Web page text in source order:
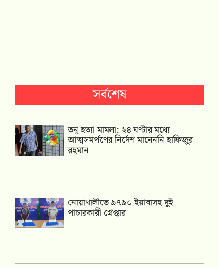
সর্বশেষ
তনু হত্যা মামলা: ২৪ ঘণ্টার মধ্যে
আত্মসমর্পণের নির্দেশ মানেননি হাফিজুর
রহমান
নোয়াখালীতে ৯৭৯০ ইয়াবাসহ দুই
পাচারকারী গ্রেপ্তার